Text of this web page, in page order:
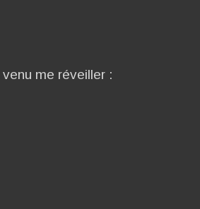
me réveiller :